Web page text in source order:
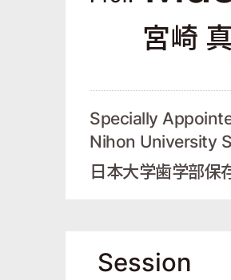
宮崎
Specially
Nihon University
日本大学歯学部保
Session